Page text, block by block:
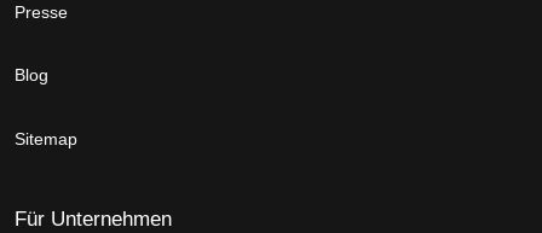
Presse
Blog
Sitemap
Für Unternehmen